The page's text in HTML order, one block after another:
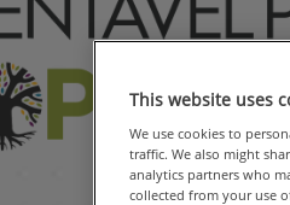
This website uses
We use cookies to
traffic. We also might
analytics partners who
collected from your use